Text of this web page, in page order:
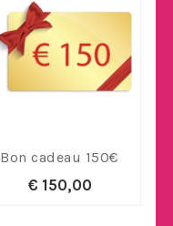
Bon cadeau 150€
€ 150,00